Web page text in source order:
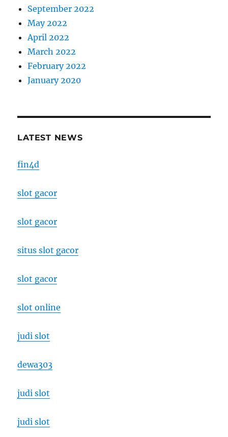
September 2022
May 2022
April 2022
March 2022
February 2022
January 2020
LATEST NEWS
fin4d
slot gacor
slot gacor
situs slot gacor
slot gacor
slot online
judi slot
dewa303
judi slot
judi slot